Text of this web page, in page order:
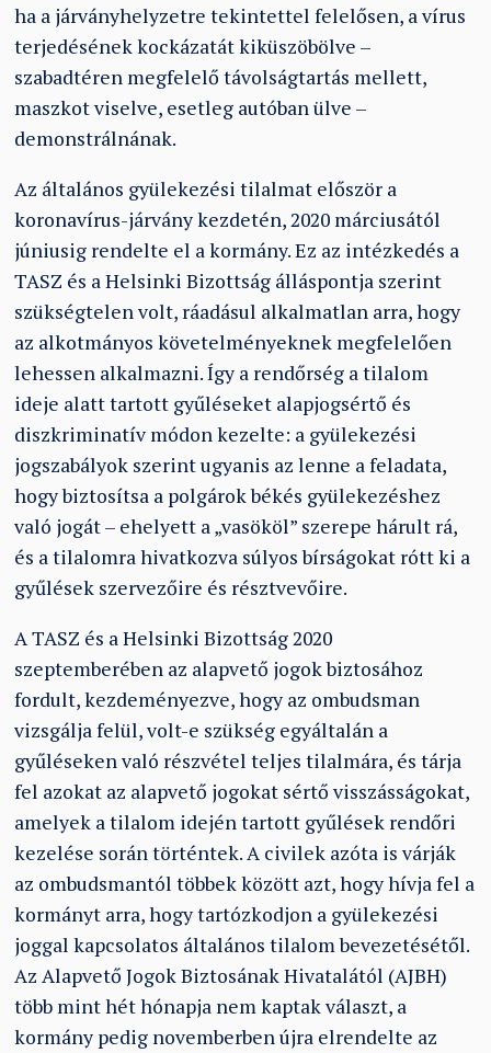
ha a járványhelyzetre tekintettel felelősen, a vírus
terjedésének kockázatát kiküszöbölve –
szabadtéren megfelelő távolságtartás mellett,
maszkot viselve, esetleg autóban ülve –
demonstrálnának.
Az általános gyülekezési tilalmat először a
koronavírus-járvány kezdetén, 2020 márciusától
júniusig rendelte el a kormány. Ez az intézkedés a
TASZ és a Helsinki Bizottság álláspontja szerint
szükségtelen volt, ráadásul alkalmatlan arra, hogy
az alkotmányos követelményeknek megfelelően
lehessen alkalmazni. Így a rendőrség a tilalom
ideje alatt tartott gyűléseket alapjogsértő és
diszkriminatív módon kezelte: a gyülekezési
jogszabályok szerint ugyanis az lenne a feladata,
hogy biztosítsa a polgárok békés gyülekezéshez
való jogát – ehelyett a „vasököl” szerepe hárult rá,
és a tilalomra hivatkozva súlyos bírságokat rótt ki a
gyűlések szervezőire és résztvevőire.
A TASZ és a Helsinki Bizottság 2020
szeptemberében az alapvető jogok biztosához
fordult, kezdeményezve, hogy az ombudsman
vizsgálja felül, volt-e szükség egyáltalán a
gyűléseken való részvétel teljes tilalmára, és tárja
fel azokat az alapvető jogokat sértő visszásságokat,
amelyek a tilalom idején tartott gyűlések rendőri
kezelése során történtek. A civilek azóta is várják
az ombudsmantól többek között azt, hogy hívja fel a
kormányt arra, hogy tartózkodjon a gyülekezési
joggal kapcsolatos általános tilalom bevezetésétől.
Az Alapvető Jogok Biztosának Hivatalától (AJBH)
több mint hét hónapja nem kaptak választ, a
kormány pedig novemberben újra elrendelte az